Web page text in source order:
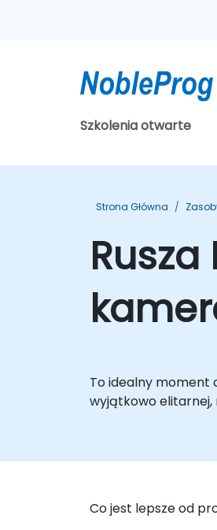
Szkolenia otwarte
Strona Główna
To idealny moment
wyjątkowo elitarnej,
Co jest lepsze od